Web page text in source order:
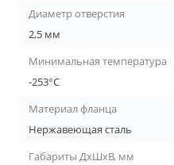
Диаметр отверстия
2,5 мм
Минимальная температура
-253°С
Материал фланца
Нержавеющая сталь
Габариты ДхШхВ, мм